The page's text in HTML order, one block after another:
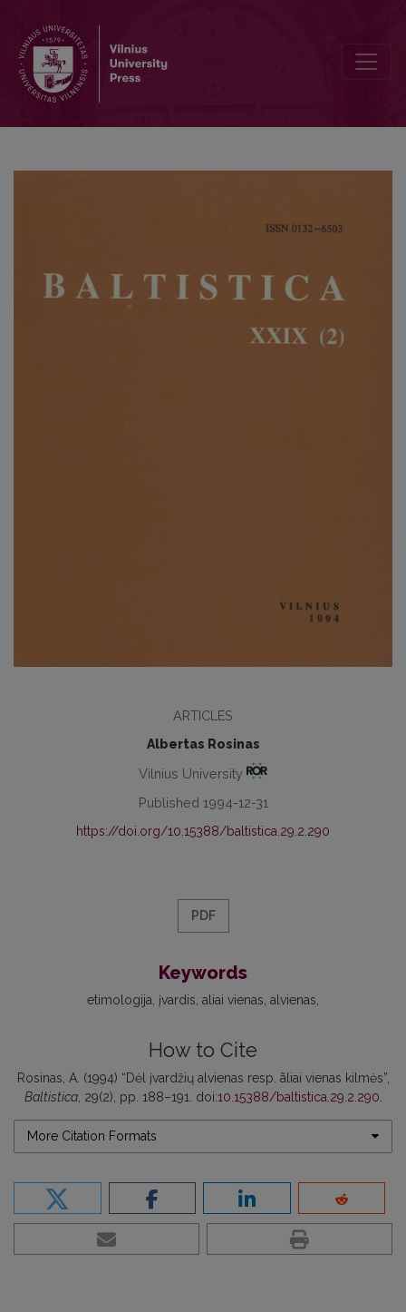
ARTICLES
Albertas Rosinas
Vilnius University
Published 1994-12-31
https://doi.org/10.15388/baltistica.29.2.290
PDF
Keywords
etimologija įvardis aliai vienas alvienas
How to Cite
Rosinas, A. (1994) “Dėl įvardžių alvienas resp. ãliai vienas kilmės”,
Baltistica, 29(2), pp. 188–191. doi:10.15388/baltistica.29.2.290
More Citation Formats